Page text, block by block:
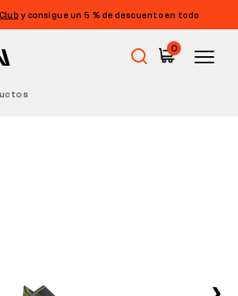
y consigue un 5 % de descuento en todo
0